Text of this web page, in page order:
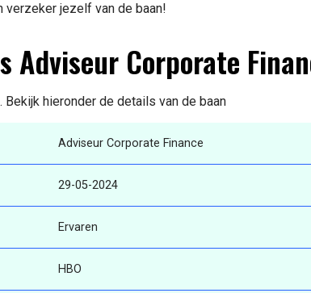
verzeker jezelf van de baan!
Adviseur Corporate
hieronder de details van de baan
Adviseur Corporate Finance
29-05-2024
Ervaren
HBO